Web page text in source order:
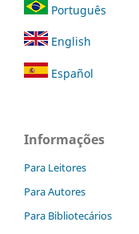
Português
English
Español
Informações
Para Leitores
Para Autores
Para Bibliotecários